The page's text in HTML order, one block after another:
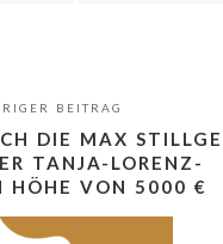
BEITRAG
DIE MAX
TANJA-LORENZ-
HÖHE VON 5000 €